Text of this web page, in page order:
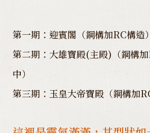
信眾Q&A 上人唯心和尚
法務活動公告暨報名表(
宗教地理A級寶地(請點
預約拜訪
第一期：迎賓閣（鋼構加RC構造
第二期：大雄寶殿(主殿)（鋼構
中）
第三期：玉皇大帝寶殿（鋼構加